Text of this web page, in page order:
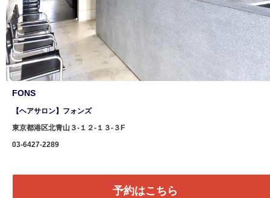
FONS
【ヘアサロン】フォンズ
東京都港区北青山３-１２-１３-３F
03-6427-2289
予約はこちら